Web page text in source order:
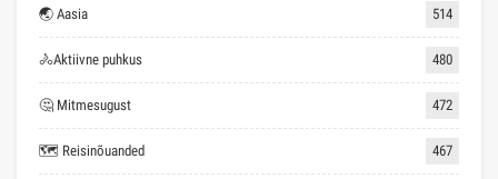
🌏 Aasia 514
🚴Aktiivne puhkus 480
🤔 Mitmesugust 472
🗺 Reisinõuanded 467